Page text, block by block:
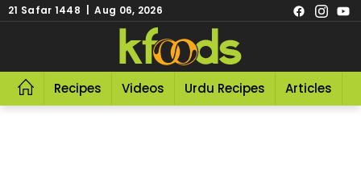
21 Safar 1448 | Aug 06, 2026
Recipes Videos Urdu Recipes Articles